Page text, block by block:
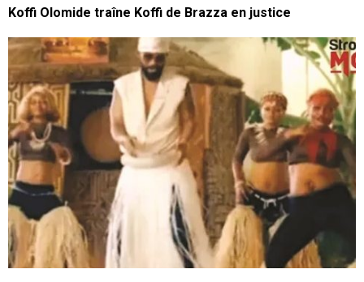
Koffi Olomide traîne Koffi de Brazza en justice